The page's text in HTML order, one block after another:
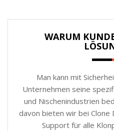
WARUM
Man kann mit
Unternehmen seine
und Nischenindustrien
davon bieten wir bei
Support für alle